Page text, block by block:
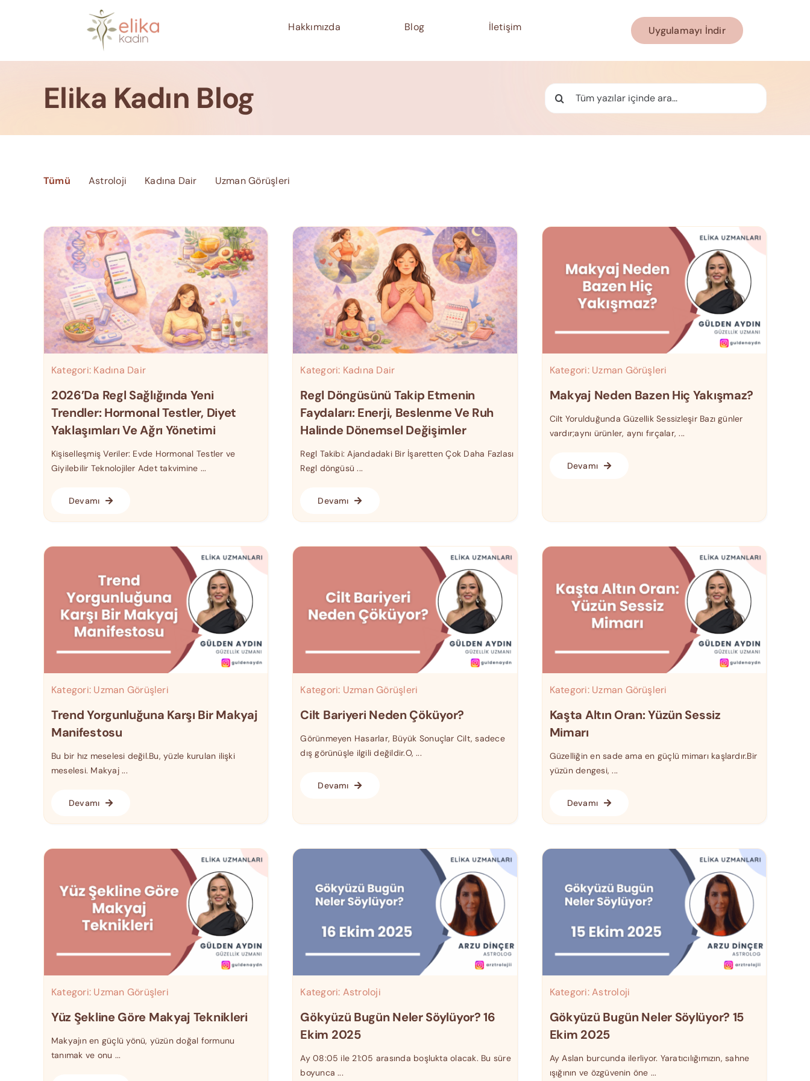
Hakkımızda Blog İletişim Uygulamayı İndir
Elika Kadın Blog Ara:
Tümü Astroloji Kadına Dair Uzman Görüşleri
Kategori: Kadına Dair
2026’da Regl Sağlığında Yeni
Trendler: Hormonal Testler, Diyet
Yaklaşımları Ve Ağrı Yönetimi
Kişiselleşmiş Veriler: Evde Hormonal Testler ve
Giyilebilir Teknolojiler Adet takvimine ...
Devamı
Kategori: Kadına Dair
Regl Döngüsünü Takip Etmenin
Faydaları: Enerji, Beslenme Ve Ruh
Halinde Dönemsel Değişimler
Regl Takibi: Ajandadaki Bir İşaretten Çok Daha Fazlası
Regl döngüsü ...
Devamı
Kategori: Uzman Görüşleri
Makyaj Neden Bazen Hiç Yakışmaz?
Cilt Yorulduğunda Güzellik Sessizleşir Bazı günler
vardır;aynı ürünler, aynı fırçalar, ...
Devamı
Kategori: Uzman Görüşleri
Trend Yorgunluğuna Karşı Bir Makyaj
Manifestosu
Bu bir hız meselesi değil.Bu, yüzle kurulan ilişki
meselesi. Makyaj ...
Devamı
Kategori: Uzman Görüşleri
Cilt Bariyeri Neden Çöküyor?
Görünmeyen Hasarlar, Büyük Sonuçlar Cilt, sadece
dış görünüşle ilgili değildir.O, ...
Devamı
Kategori: Uzman Görüşleri
Kaşta Altın Oran: Yüzün Sessiz
Mimarı
Güzelliğin en sade ama en güçlü mimarı kaşlardır.Bir
yüzün dengesi, ...
Devamı
Kategori: Uzman Görüşleri
Yüz Şekline Göre Makyaj Teknikleri
Makyajın en güçlü yönü, yüzün doğal formunu
tanımak ve onu ...
Kategori: Astroloji
Gökyüzü Bugün Neler Söylüyor? 16
Ekim 2025
Ay 08:05 ile 21:05 arasında boşlukta olacak. Bu süre
boyunca ...
Kategori:Astroloji
Gökyüzü Bugün Neler Söylüyor? 15
Ekim 2025
Ay Aslan burcunda ilerliyor. Yaratıcılığımızın, sahne
ışığının ve özgüvenin öne ...